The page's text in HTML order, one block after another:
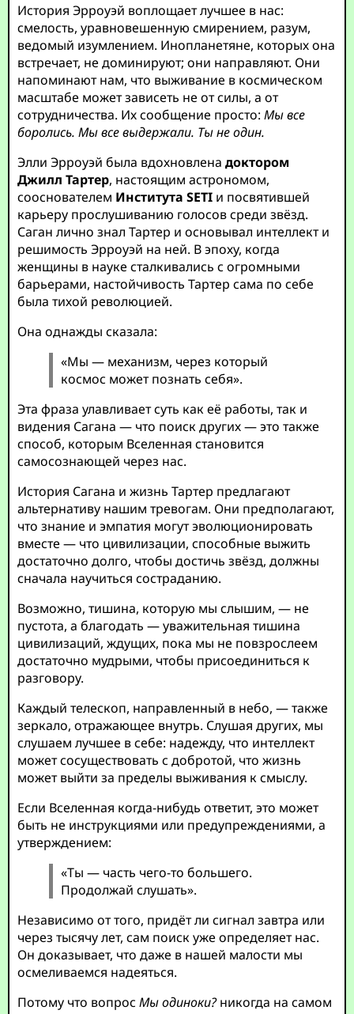
История Эрроуэй воплощает лучшее в нас:
смелость, уравновешенную смирением, разум,
ведомый изумлением. Инопланетяне, которых она
встречает, не доминируют; они направляют. Они
напоминают нам, что выживание в космическом
масштабе может зависеть не от силы, а от
сотрудничества. Их сообщение просто:Мы все
боролись. Мы все выдержали. Ты не один.
Элли Эрроуэй была вдохновленадоктором
Джилл Тартер, настоящим астрономом,
сооснователем Института SETI и посвятившей
карьеру прослушиванию голосов среди звёзд.
Саган лично знал Тартер и основывал интеллект и
решимость Эрроуэй на ней. В эпоху, когда
женщины в науке сталкивались с огромными
барьерами, настойчивость Тартер сама по себе
была тихой революцией.
Она однажды сказала:
«Мы — механизм, через который
космос может познать себя».
Эта фраза улавливает суть как её работы, так и
видения Сагана — что поиск других — это также
способ, которым Вселенная становится
самосознающей через нас.
История Сагана и жизнь Тартер предлагают
альтернативу нашим тревогам. Они предполагают,
что знание и эмпатия могут эволюционировать
вместе — что цивилизации, способные выжить
достаточно долго, чтобы достичь звёзд, должны
сначала научиться состраданию.
Возможно, тишина, которую мы слышим, — не
пустота, а благодать — уважительная тишина
цивилизаций, ждущих, пока мы не повзрослеем
достаточно мудрыми, чтобы присоединиться к
разговору.
Каждый телескоп, направленный в небо, — также
зеркало, отражающее внутрь. Слушая других, мы
слушаем лучшее в себе: надежду, что интеллект
может сосуществовать с добротой, что жизнь
может выйти за пределы выживания к смыслу.
Если Вселенная когда-нибудь ответит, это может
быть не инструкциями или предупреждениями, а
утверждением:
«Ты — часть чего-то большего.
Продолжай слушать».
Независимо от того, придёт ли сигнал завтра или
через тысячу лет, сам поиск уже определяет нас.
Он доказывает, что даже в нашей малости мы
осмеливаемся надеяться.
Потому что вопросМы одиноки?никогда на самом